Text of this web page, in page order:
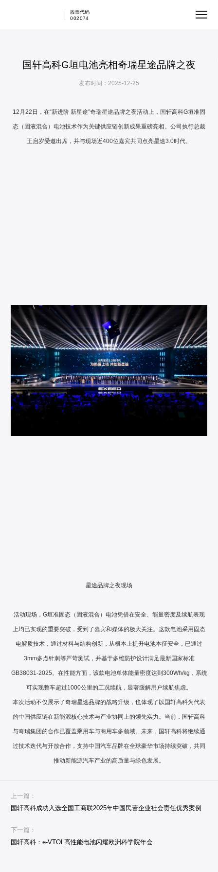
股票代码
002074
国轩高科G垣电池亮相奇瑞星途品牌之夜
发布时间：2025-12-25
12月22日，在“新进阶 新星途”奇瑞星途品牌之夜活动上，国轩高科G垣准固
态（固液混合）电池技术作为关键供应链创新成果重磅亮相。公司执行总裁
王启岁受邀出席，并与现场近400位嘉宾共同点亮星途3.0时代。
星途品牌之夜现场
活动现场，G垣准固态（固液混合）电池凭借在安全、能量密度及续航表现
上均已实现的重要突破，受到了嘉宾和媒体的极大关注。这款电池采用固态
电解质技术，通过材料与结构创新，从根本上提升电池本征安全，已通过
3mm多点针刺等严苛测试，并基于多维防护设计满足最新国家标准
GB38031-2025。在性能方面，该款电池单体能量密度达到300Wh/kg，系统
可实现整车超过1000公里的工况续航，显著缓解用户续航焦虑。
本次活动不仅展示了奇瑞星途品牌的战略升级，也体现了以国轩高科为代表
的中国供应链在新能源核心技术与产业协同上的领先实力。当前，国轩高科
与奇瑞集团的合作已覆盖乘用车与商用车多领域。未来，国轩高科将继续通
过技术迭代与开放合作，支持中国汽车品牌在全球豪华市场持续突破，共同
推动新能源汽车产业的高质量与绿色发展。
上一篇：
国轩高科成功入选全国工商联2025年中国民营企业社会责任优秀案例
下一篇：
国轩高科：e-VTOL高性能电池闪耀欧洲科学院年会